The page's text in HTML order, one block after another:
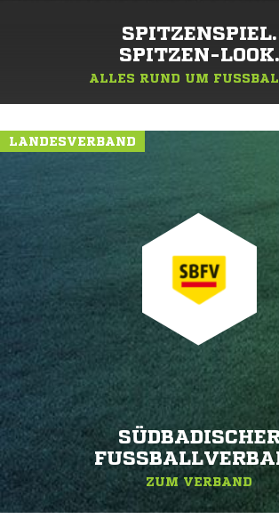
SPITZENSPIEL.
SPITZEN-LOOK.
ALLES RUND UM
LANDESVERBAND
ZUM VERBAND